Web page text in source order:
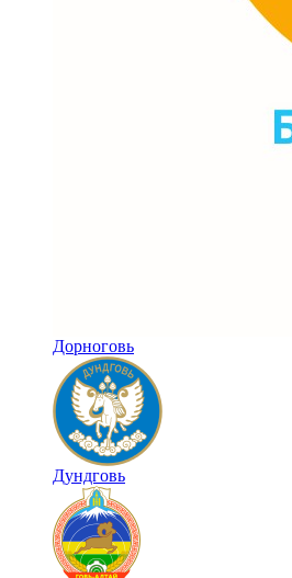
Дорноговь
Дундговь